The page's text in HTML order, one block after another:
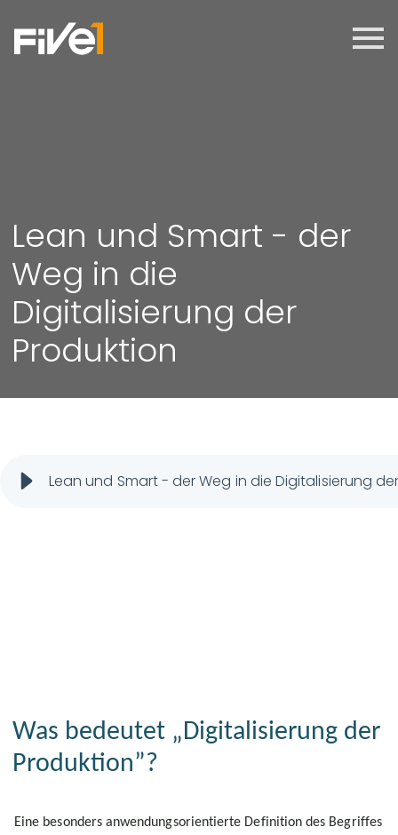
Lean und Smart - der
Weg in die
Digitalisierung der
Produktion
Lean und Smart - der Weg in die Digitalisierung
Was bedeutet „Digitalisierung der
Produktion”?
Eine besonders anwendungsorientierte Definition des Begriffes